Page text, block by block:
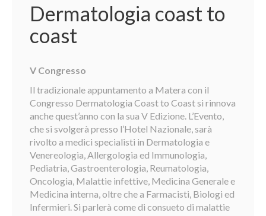
Dermatologia coast to
coast
V Congresso
Il tradizionale appuntamento a Matera con il
Congresso Dermatologia Coast to Coast si rinnova
anche quest’anno con la sua V Edizione. L’Evento,
che si svolgerà presso l’Hotel Nazionale, sarà
rivolto a medici specialisti in Dermatologia e
Venereologia, Allergologia ed Immunologia,
Pediatria, Gastroenterologia, Reumatologia,
Oncologia, Malattie infettive, Medicina Generale e
Medicina interna, oltre che a Farmacisti, Biologi ed
Infermieri. Si parlerà come di consueto di malattie